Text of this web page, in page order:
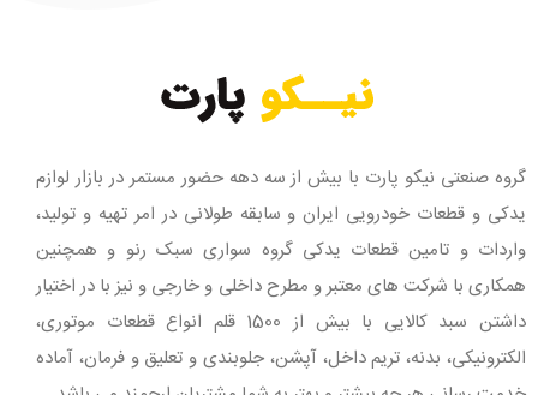
گروه صنعتی نیکو پارت با بیش از سه دهه حضور مستمر در بازار لوازم
یدکی و قطعات خودرویی ایران و سابقه طولانی در امر تهیه و تولید،
واردات و تامین قطعات یدکی گروه سواری سبک رنو و همچنین
همکاری با شرکت های معتبر و مطرح داخلی و خارجی و نیز با در اختیار
داشتن سبد کالایی با بیش از 1500 قلم انواع قطعات موتوری،
الکترونیکی، بدنه، تریم داخل، آپشن، جلوبندی و تعلیق و فرمان، آماده